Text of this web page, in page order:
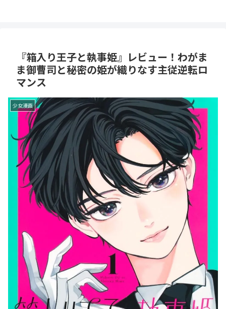
『箱入り王子と執事姫』レビュー！わがま
ま御曹司と秘密の姫が織りなす主従逆転ロ
マンス
少女漫画